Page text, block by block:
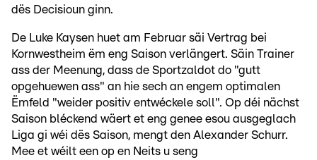
dës Decisioun ginn.
De Luke Kaysen huet am Februar säi Vertrag bei
Kornwestheim ëm eng Saison verlängert. Säin Trainer
ass der Meenung, dass de Sportzaldot do "gutt
opgehuewen ass" an hie sech an engem optimalen
Ëmfeld "weider positiv entwéckele soll". Op déi nächst
Saison bléckend wäert et eng genee esou ausgeglach
Liga gi wéi dës Saison, mengt den Alexander Schurr.
Mee et wéilt een op en Neits u seng